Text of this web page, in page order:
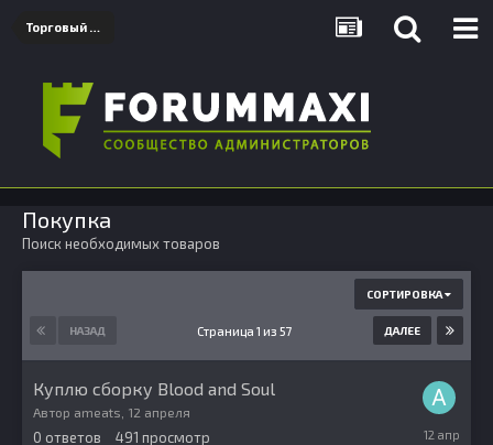
Торговый раздел
Покупка
Поиск необходимых товаров
СОРТИРОВКА
НАЗАД ДАЛЕЕ
Страница 1 из 57
Куплю сборку Blood and Soul
Автор ameats 12 апреля
0 ответов 491 просмотр